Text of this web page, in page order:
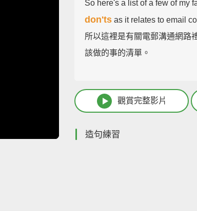
So here's a list of a few of my
don'ts as it relates to email
所以這裡是有關電郵溝通網路
該做的事的清單。
觀賞完整影片
造句練習